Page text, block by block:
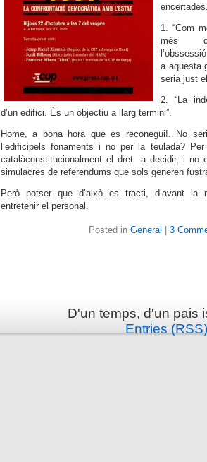
1. “Com
més
a aquesta
seria just
2. “La
d’un edifici. És un objectiu a llarg termini”.
Home, a bona hora que es reconegui!. No
l’edificipels fonaments i no per la teulada?
catalàconstitucionalment el dret a decidir, i no
simulacres de referendums que sols generen
Però potser que d’això es tracti, d’avant la
entretenir el personal.
Posted in General 3
D'un temps, d'un pais
Entries (RSS)